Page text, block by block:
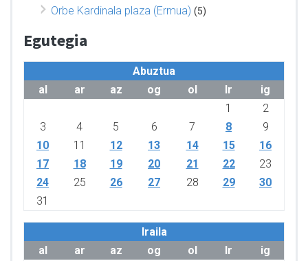
Orbe Kardinala plaza (Ermua) (5)
Egutegia
Abuztua
al
ar az og ol lr
ig
1
2
3
4 5 6 7 8
9
10
11 12 13 14 15
16
17
18 19 20 21 22
23
24
25 26 27 28 29
30
31
Iraila
al
ar az og ol lr
ig